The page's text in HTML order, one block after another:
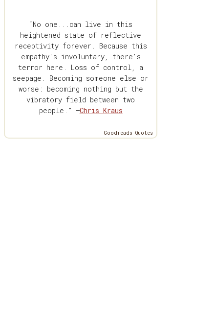
“No one...can live in this
heightened state of reflective
receptivity forever. Because this
empathy's involuntary, there's
terror here. Loss of control, a
seepage. Becoming someone else or
worse: becoming nothing but the
vibratory field between two
people.” —Chris Kraus
Goodreads Quotes